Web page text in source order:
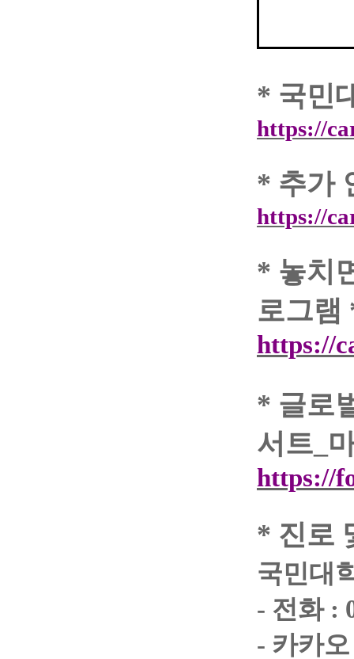
* 국민
https://
* 추가
https://
* 놓치
로그램
https://
* 글로
서트
https://
* 진로
국민대
- 전화 :
- 카카